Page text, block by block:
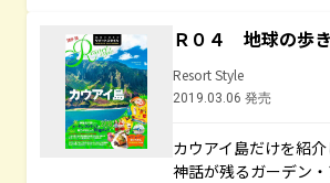
Ｒ０４ 地球の歩
Resort Style
2019.03.06 発売
カウアイ島だけを紹
神話が残るガーデン